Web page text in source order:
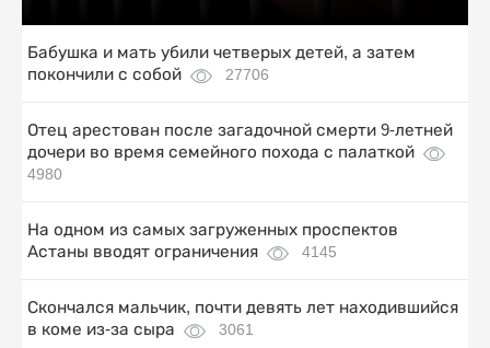
Бабушка и мать убили четверых детей, а затем
покончили с собой
27706
Отец арестован после загадочной смерти 9-летней
дочери во время семейного похода с палаткой
4980
На одном из самых загруженных проспектов
Астаны вводят ограничения
4145
Скончался мальчик, почти девять лет находившийся
в коме из-за сыра
3061